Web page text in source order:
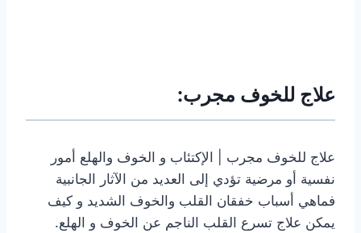
علاج للخوف مجرب:
علاج للخوف مجرب | الإكتئاب و الخوف والهلع أمور
نفسية أو مرضية تؤدي إلى العديد من الآثار الجانبية
فماهي أسباب خفقان القلب والخوف الشديد و كيف
يمكن علاج تسرع القلب الناجم عن الخوف و الهلع.